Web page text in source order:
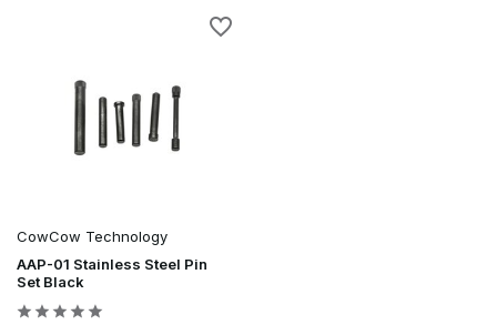
CowCow Technology
AAP-01 Stainless Steel Pin
Set Black